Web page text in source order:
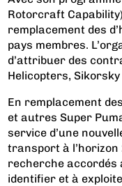
Rotorcraft
remplacement des
pays membres.
d’attribuer des
Helicopters,
En remplacement
et autres Super
service d’une
transport à
recherche accordés
identifier et à